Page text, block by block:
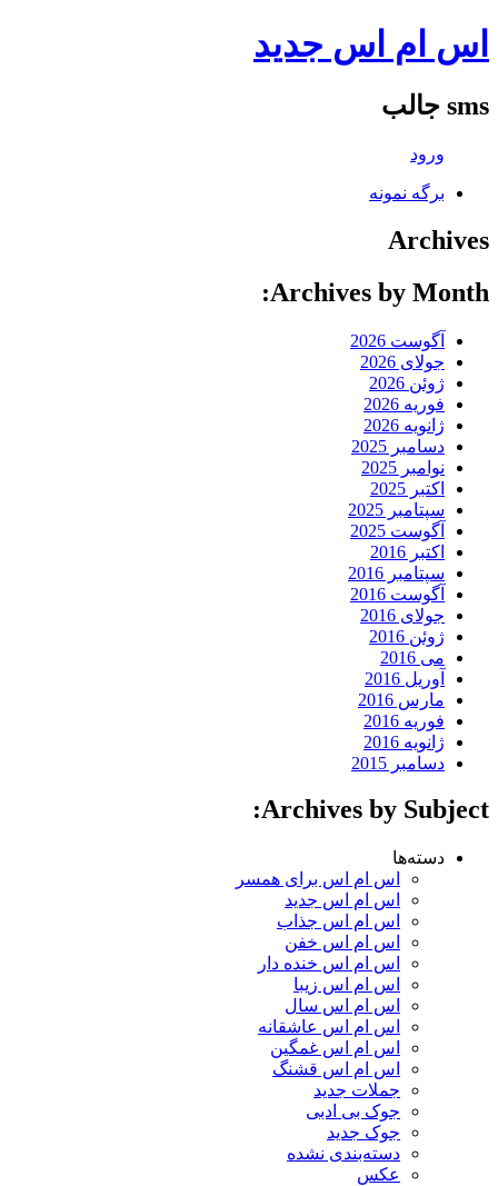
اس ام اس جدید
sms جالب
ورود
برگه نمونه
Archives
Archives by Month:
آگوست 2026
جولای 2026
ژوئن 2026
فوریه 2026
ژانویه 2026
دسامبر 2025
نوامبر 2025
اکتبر 2025
سپتامبر 2025
آگوست 2025
اکتبر 2016
سپتامبر 2016
آگوست 2016
جولای 2016
ژوئن 2016
می 2016
آوریل 2016
مارس 2016
فوریه 2016
ژانویه 2016
دسامبر 2015
Archives by Subject:
دسته‌ها
اس ام اس برای همسر
اس ام اس جدید
اس ام اس جذاب
اس ام اس خفن
اس ام اس خنده دار
اس ام اس زیبا
اس ام اس سال
اس ام اس عاشقانه
اس ام اس غمگین
اس ام اس قشنگ
جملات جدید
جوک بی ادبی
جوک جدید
دسته‌بندی نشده
عکس